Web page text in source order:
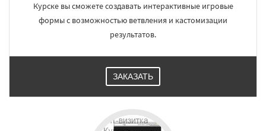
Курске вы сможете создавать интерактивные игровые
формы с возможностью ветвления и кастомизации
результатов.
ЗАКАЗАТЬ